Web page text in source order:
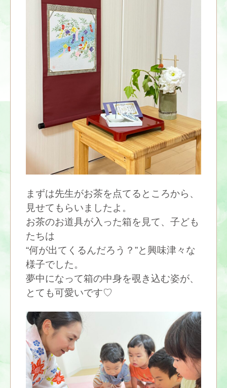
まずは先生がお茶を点てるところから、
見せてもらいましたよ。
お茶のお道具が入った箱を見て、子ども
たちは
“何が出てくるんだろう？”と興味津々な
様子でした。
夢中になって箱の中身を覗き込む姿が、
とても可愛いです♡